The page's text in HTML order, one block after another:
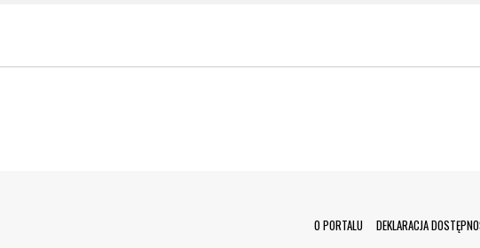
Menu Footer
O PORTALU DEKLARACJA